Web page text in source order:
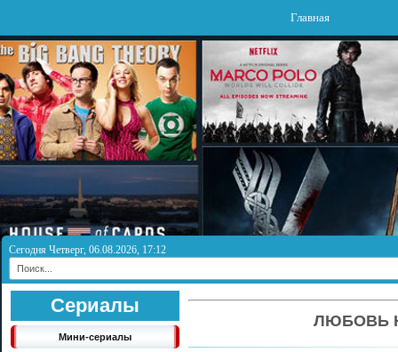
Главная
Сегодня Четверг, 06.08.2026, 17:12
Сериалы
Мини-сериалы
ЛЮБОВЬ